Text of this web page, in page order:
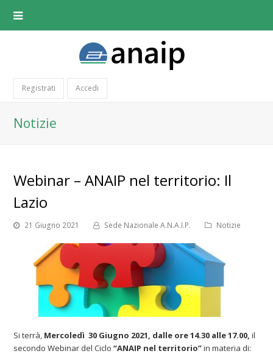
Registrati Accedi
Notizie
Webinar – ANAIP nel territorio: Il
Lazio
21 Giugno 2021 Sede Nazionale A.N.A.I.P. Notizie
Si terrà, Mercoledì 30 Giugno 2021, dalle ore 14.30 alle 17.00, il
secondo Webinar del Ciclo“ANAIP nel territorio”in materia di: